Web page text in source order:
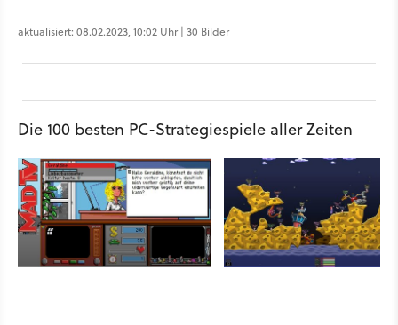
aktualisiert: 08.02.2023, 10:02 Uhr | 30 Bilder
Die 100 besten PC-Strategiespiele aller Zeiten